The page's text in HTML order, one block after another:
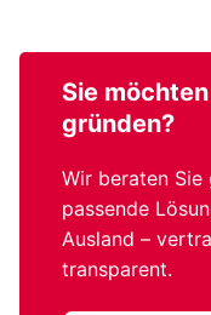
Sie
gründen?
Wir beraten
passende
Ausland –
transparent.